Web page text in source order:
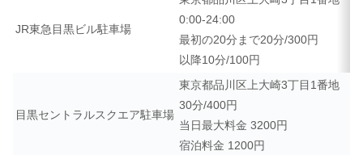
JR東急目黒ビル駐車場
0:00-24:00
最初の20分まで20分/300円
以降10分/100円
目黒セントラルスクエア駐車場
東京都品川区上大崎3丁目1番地
30分/400円
当日最大料金 3200円
宿泊料金 1200円